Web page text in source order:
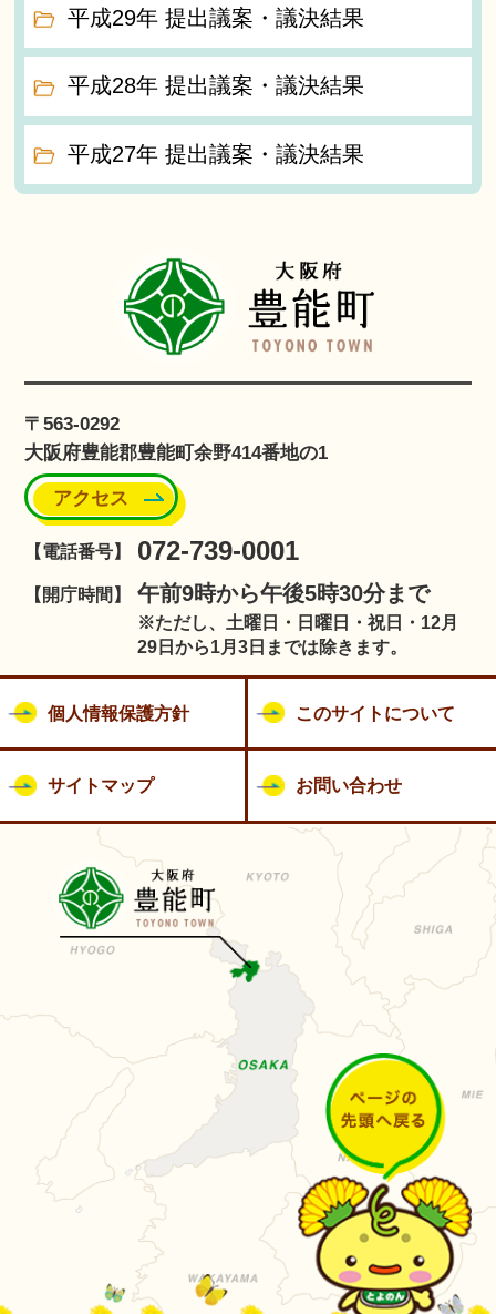
平成29年 提出議案・議決結果
平成28年 提出議案・議決結果
平成27年 提出議案・議決結果
〒563-0292
大阪府豊能郡豊能町余野414番地の1
アクセス
【電話番号】 072-739-0001
【開庁時間】 午前9時から午後5時30分まで
※ただし、土曜日・日曜日・祝日・12月
29日から1月3日までは除きます。
個人情報保護方針 このサイトについて
サイトマップ お問い合わせ